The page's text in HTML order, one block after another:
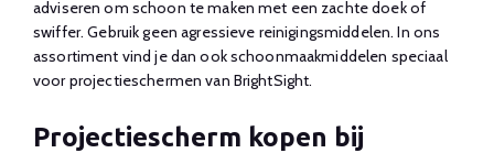
adviseren om schoon te maken met een zachte doek of
swiffer. Gebruik geen agressieve reinigingsmiddelen. In ons
assortiment vind je dan ook schoonmaakmiddelen speciaal
voor projectieschermen van BrightSight.
Projectiescherm kopen bij